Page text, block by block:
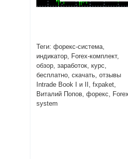
Теги: форекс-система,
индикатор, Forex-комплект,
обзор, заработок, курс,
бесплатно, скачать, отзывы
Intrade Book I и II, fxpaket,
Виталий Попов, форекс,
system